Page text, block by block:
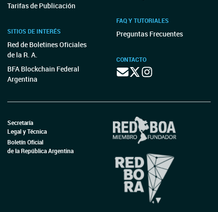
Tarifas de Publicación
SITIOS DE INTERÉS
Red de Boletines Oficiales
de la R. A.
BFA Blockchain Federal
Argentina
FAQ Y TUTORIALES
Preguntas Frecuentes
CONTACTO
Secretaría
Legal y Técnica
Boletín Oficial
de la República Argentina